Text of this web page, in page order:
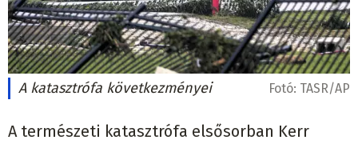
A katasztrófa következményei Fotó: TASR/AP
A természeti katasztrófa elsősorban Kerr